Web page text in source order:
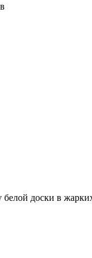
белой доски в